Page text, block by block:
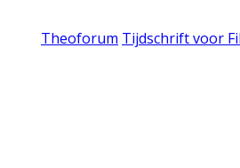
Theoforum Tijdschrift voor